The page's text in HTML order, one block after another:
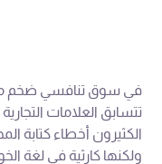
في سوق تنافسي ضخم
تتسابق العلامات
الكثيرون أخطاء كتابة
ولكنها كارثية في لغة